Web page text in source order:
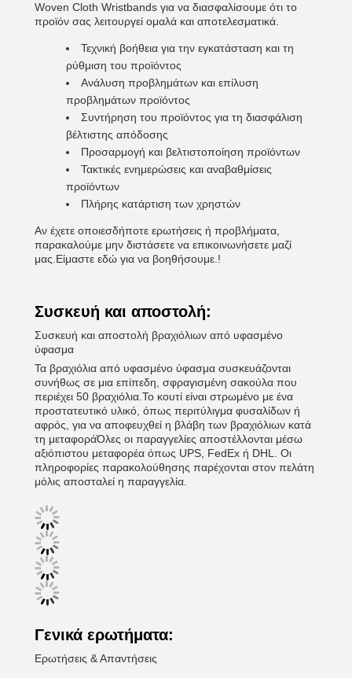
Woven Cloth Wristbands για να διασφαλίσουμε ότι το
προϊόν σας λειτουργεί ομαλά και αποτελεσματικά.
Τεχνική βοήθεια για την εγκατάσταση και τη
ρύθμιση του προϊόντος
Ανάλυση προβλημάτων και επίλυση
προβλημάτων προϊόντος
Συντήρηση του προϊόντος για τη διασφάλιση
βέλτιστης απόδοσης
Προσαρμογή και βελτιστοποίηση προϊόντων
Τακτικές ενημερώσεις και αναβαθμίσεις
προϊόντων
Πλήρης κατάρτιση των χρηστών
Αν έχετε οποιεσδήποτε ερωτήσεις ή προβλήματα,
παρακαλούμε μην διστάσετε να επικοινωνήσετε μαζί
μας.Είμαστε εδώ για να βοηθήσουμε.!
Συσκευή και αποστολή:
Συσκευή και αποστολή βραχιόλιων από υφασμένο
ύφασμα
Τα βραχιόλια από υφασμένο ύφασμα συσκευάζονται
συνήθως σε μια επίπεδη, σφραγισμένη σακούλα που
περιέχει 50 βραχιόλια.Το κουτί είναι στρωμένο με ένα
προστατευτικό υλικό, όπως περιτύλιγμα φυσαλίδων ή
αφρός, για να αποφευχθεί η βλάβη των βραχιόλιων κατά
τη μεταφοράΌλες οι παραγγελίες αποστέλλονται μέσω
αξιόπιστου μεταφορέα όπως UPS, FedEx ή DHL. Οι
πληροφορίες παρακολούθησης παρέχονται στον πελάτη
μόλις αποσταλεί η παραγγελία.
Γενικά ερωτήματα:
Ερωτήσεις & Απαντήσεις